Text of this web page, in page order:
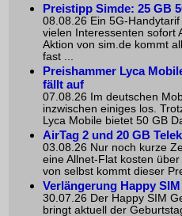
Preistipp Simde: 25 GB
08.08.26 Ein 5G-
vielen Interessenten sofort
Aktion von sim.de kommt
fast ...
Preishammer Lyca
fällt auf
07.08.26 Im deutschen
inzwischen einiges los.
Lyca Mobile bietet 50 GB
AirTag 2 und 20 GB
03.08.26 Nur noch kurze
eine Allnet-Flat kosten
von selbst kommt dieser
Verlängerung Happy
30.07.26 Der Happy SIM
bringt aktuell der